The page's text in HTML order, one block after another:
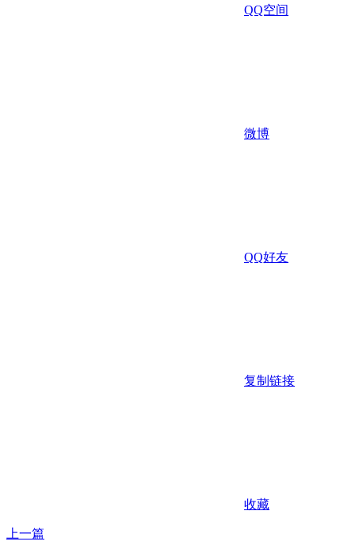
QQ空间
微博
QQ好友
复制链接
收藏
上一篇